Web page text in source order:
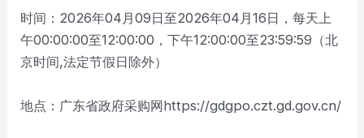
时间：2026年04月09日至2026年04月16日，每天上
午00:00:00至12:00:00，下午12:00:00至23:59:59（北
京时间,法定节假日除外）
地点：广东省政府采购网https://gdgpo.czt.gd.gov.cn/